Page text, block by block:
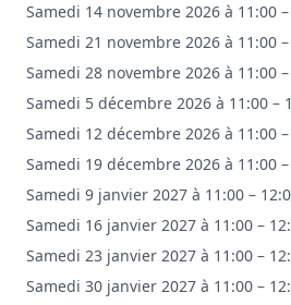
Samedi 14 novembre 2026 à 11:00
Samedi 21 novembre 2026 à 11:00
Samedi 28 novembre 2026 à 11:00
Samedi 5 décembre 2026 à 11:00 –
Samedi 12 décembre 2026 à 11:00
Samedi 19 décembre 2026 à 11:00
Samedi 9 janvier 2027 à 11:00 –
Samedi 16 janvier 2027 à 11:00 –
Samedi 23 janvier 2027 à 11:00 –
Samedi 30 janvier 2027 à 11:00 –